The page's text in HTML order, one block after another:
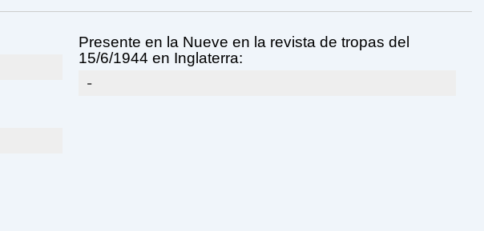
Presente en la Nueve en la revista de tropas del
15/6/1944 en Inglaterra:
-